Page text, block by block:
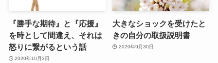
『勝手な期待』と『応援』
を時として間違え、それは
怒りに繋がるという話
2020年10月3日
大きなショックを受けたと
きの自分の取扱説明書
2020年9月30日